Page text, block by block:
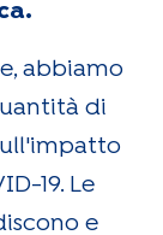
abbiamo
di
19. Le
e